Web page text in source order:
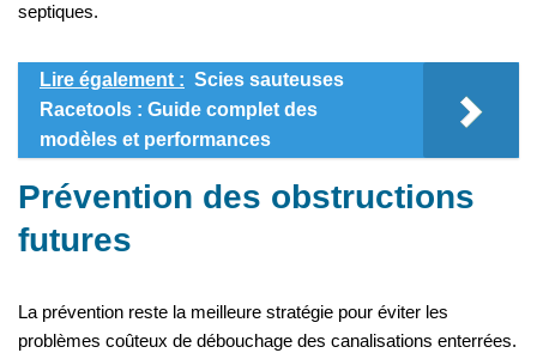
septiques.
Lire également : Scies sauteuses
Racetools : Guide complet des
modèles et performances
Prévention des obstructions
futures
La prévention reste la meilleure stratégie pour éviter les
problèmes coûteux de débouchage des canalisations enterrées.